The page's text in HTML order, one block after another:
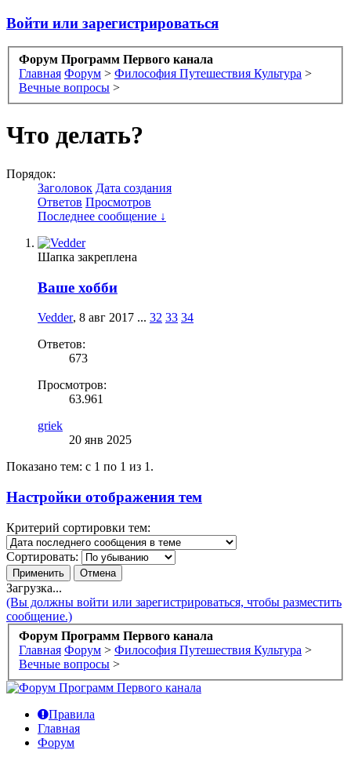
Войти или зарегистрироваться
Форум Программ Первого канала
Главная Форум > Философия Путешествия Культура >
Вечные вопросы >
Что делать?
Порядок:
Заголовок Дата создания
Ответов Просмотров
Последнее сообщение ↓
Шапка закреплена
Ваше хобби
Vedder, 8 авг 2017 ... 32 33 34
Ответов:
673
Просмотров:
63.961
griek
20 янв 2025
Показано тем: с 1 по 1 из 1.
Настройки отображения тем
Критерий сортировки тем:
Сортировать:
Загрузка...
(Вы должны войти или зарегистрироваться, чтобы разместить
сообщение.)
Форум Программ Первого канала
Главная Форум > Философия Путешествия Культура >
Вечные вопросы >
Правила
Главная
Форум